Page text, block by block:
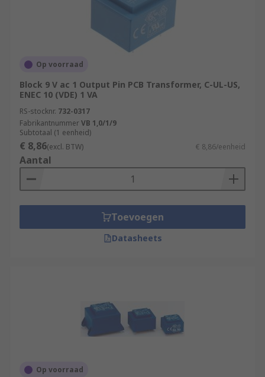
Op voorraad
Block 9 V ac 1 Output Pin PCB Transformer, C-UL-US,
ENEC 10 (VDE) 1 VA
RS-stocknr. 732-0317
FabrikantnummerVB 1,0/1/9
Subtotaal (1 eenheid)
€ 8,86(excl. BTW) € 8,86/eenheid
Aantal
Toevoegen
Datasheets
Op voorraad